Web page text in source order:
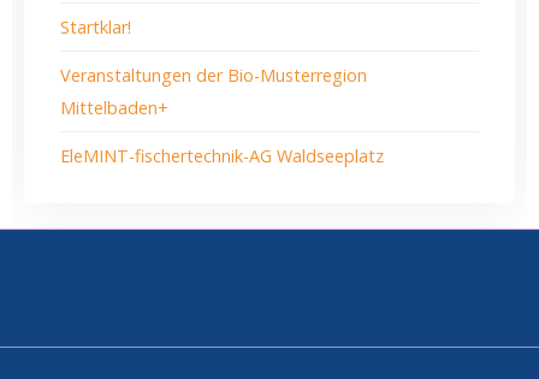
Startklar!
Veranstaltungen der Bio-Musterregion
Mittelbaden+
EleMINT-fischertechnik-AG Waldseeplatz